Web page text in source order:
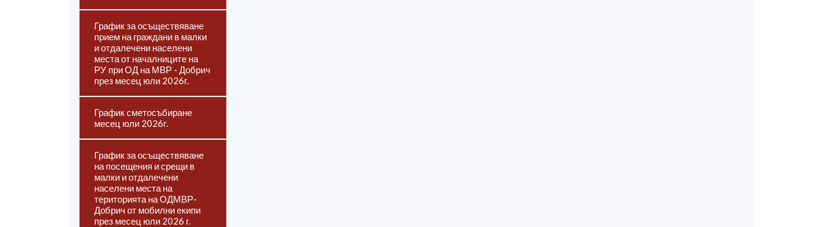
График за осъществяване
прием на граждани в малки
и отдалечени населени
места от началниците на
РУ при ОД на МВР - Добрич
през месец юли 2026г.
График сметосъбиране
месец юли 2026г.
График за осъществяване
на посещения и срещи в
малки и отдалечени
населени места на
територията на ОДМВР-
Добрич от мобилни екипи
през месец юли 2026 г.